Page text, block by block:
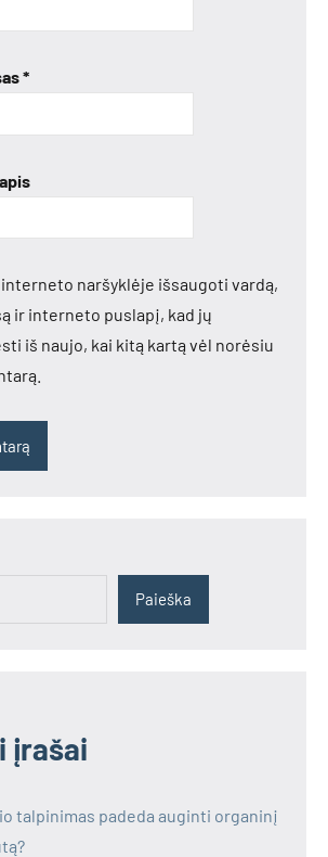
*
naršyklėje išsaugoti vardą,
ir interneto puslapį, kad jų
iš naujo, kai kitą kartą vėl norėsiu
Paieška
įrašai
talpinimas padeda auginti organinį